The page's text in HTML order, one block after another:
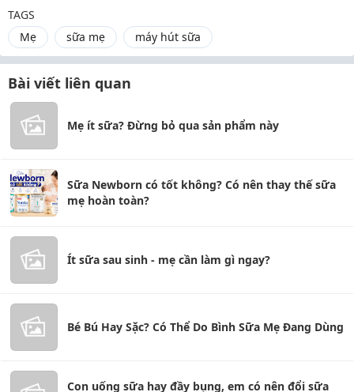
TAGS
Mẹ
sữa mẹ máy hút sữa
Bài viết liên quan
Mẹ ít sữa? Đừng bỏ qua sản phẩm này
Sữa Newborn có tốt không? Có nên thay thế sữa
mẹ hoàn toàn?
Ít sữa sau sinh - mẹ cần làm gì ngay?
Bé Bú Hay Sặc? Có Thể Do Bình Sữa Mẹ Đang Dùng
Con uống sữa hay đầy bụng, em có nên đổi sữa